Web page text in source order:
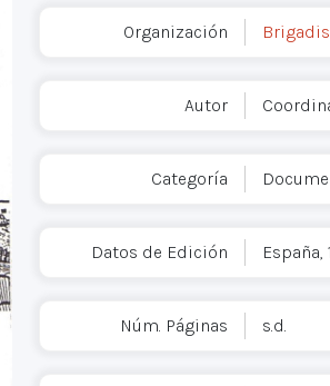
Organización
Autor
Categoría
Datos de Edición España,
Núm. Páginas s.d.